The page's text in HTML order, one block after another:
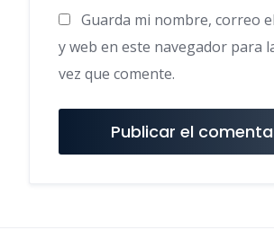
Guarda mi nombre, correo
y web en este navegador para
vez que comente.